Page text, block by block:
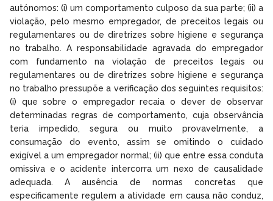
autónomos: (i) um comportamento culposo da sua parte; (ii) a
violação, pelo mesmo empregador, de preceitos legais ou
regulamentares ou de diretrizes sobre higiene e segurança
no trabalho. A responsabilidade agravada do empregador
com fundamento na violação de preceitos legais ou
regulamentares ou de diretrizes sobre higiene e segurança
no trabalho pressupõe a verificação dos seguintes requisitos:
(i) que sobre o empregador recaia o dever de observar
determinadas regras de comportamento, cuja observância
teria impedido, segura ou muito provavelmente, a
consumação do evento, assim se omitindo o cuidado
exigível a um empregador normal; (ii) que entre essa conduta
omissiva e o acidente intercorra um nexo de causalidade
adequada. A ausência de normas concretas que
especificamente regulem a atividade em causa não conduz,